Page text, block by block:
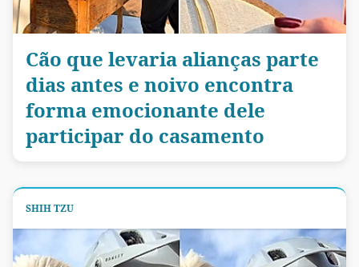
Cão que levaria alianças parte
dias antes e noivo encontra
forma emocionante dele
participar do casamento
SHIH TZU